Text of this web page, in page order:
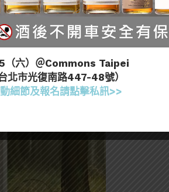
（六）＠Commons Taipei
台北市光復南路447-48號）
細節及報名請點擊私訊>>